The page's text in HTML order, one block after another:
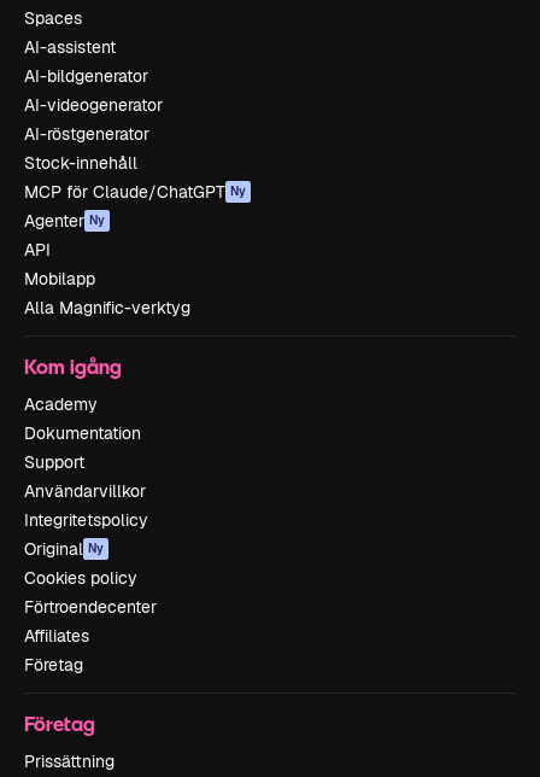
Spaces
AI-assistent
AI-bildgenerator
AI-videogenerator
AI-röstgenerator
Stock-innehåll
MCP för Claude/ChatGPT Ny
Agenter Ny
API
Mobilapp
Alla Magnific-verktyg
Kom igång
Academy
Dokumentation
Support
Användarvillkor
Integritetspolicy
Original Ny
Cookies policy
Förtroendecenter
Affiliates
Företag
Företag
Prissättning